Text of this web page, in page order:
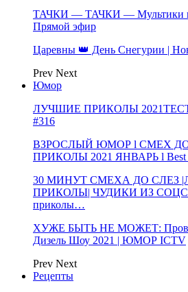
ТАЧКИ — ТАЧКИ — Мультики
Прямой эфир
Царевны 👑 День Снегурии |
Prev Next
Юмор
ЛУЧШИЕ ПРИКОЛЫ
#316
ВЗРОСЛЫЙ ЮМОР l СМЕХ
ПРИКОЛЫ 2021 ЯНВАРЬ l Best
30 МИНУТ СМЕХА ДО СЛЕЗ
ПРИКОЛЫ| ЧУДИКИ ИЗ
приколы…
ХУЖЕ БЫТЬ НЕ МОЖЕТ:
Дизель Шоу 2021 | ЮМОР ICTV
Prev Next
Рецепты